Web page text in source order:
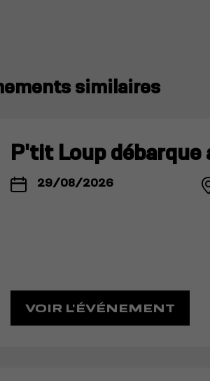
similaires
P'tit Loup
29/08/2026
VOIR L'ÉVÉNEMENT